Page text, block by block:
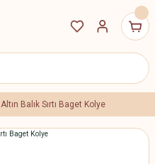
Altın Balık Sırtı Baget Kolye